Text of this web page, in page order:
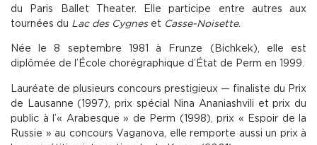
du Paris Ballet Theater. Elleparticipe entre autres aux
tournées du Lac des Cygneset Casse-Noisette.
Née le 8 septembre 1981 à Frunze (Bichkek), elle est
diplômée de l’École chorégraphique d’État de Perm en 1999.
Lauréate de plusieurs concours prestigieux — finaliste du Prix
de Lausanne (1997), prix spécial Nina Ananiashvili et prix du
public à l’« Arabesque » de Perm (1998), prix « Espoir de la
Russie » au concours Vaganova, elle remporte aussi un prix à